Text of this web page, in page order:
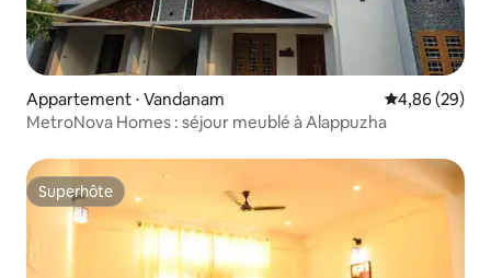
Appartement ⋅ Vandanam Évaluation
4,86 (29)
MetroNova Homes : séjour meublé à Alappuzha
Superhôte
Superhôte